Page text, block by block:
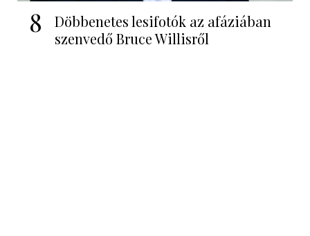
8
Döbbenetes lesifotók az afáziában
szenvedő Bruce Willisről